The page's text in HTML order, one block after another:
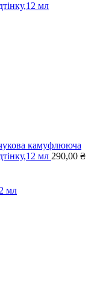
камуфлююча
мл 290,00 ₴